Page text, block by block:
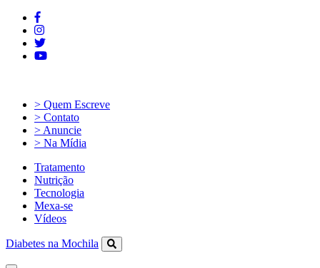
> Quem Escreve
> Contato
> Anuncie
> Na Mídia
Tratamento
Nutrição
Tecnologia
Mexa-se
Vídeos
Diabetes na Mochila